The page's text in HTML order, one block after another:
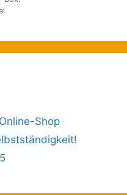
Shop